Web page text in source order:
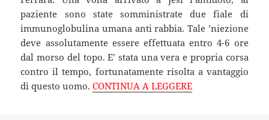
paziente sono state somministrate due fiale di
immunoglobulina umana anti rabbia. Tale ’niezione
deve assolutamente essere effettuata entro 4-6 ore
dal morso del topo. E’ stata una vera e propria corsa
contro il tempo, fortunatamente risolta a vantaggio
di questo uomo.CONTINUA A LEGGERE